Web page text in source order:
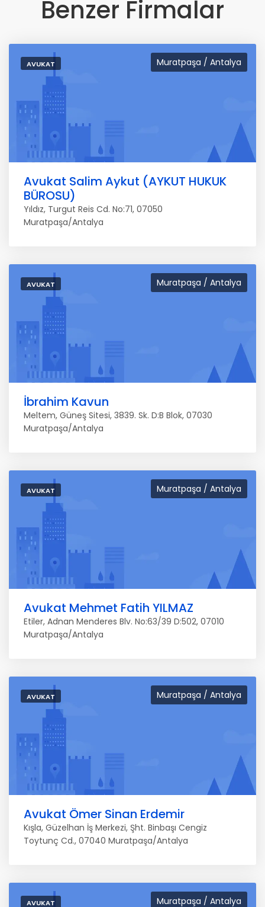
Benzer Firmalar
Muratpaşa / Antalya
AVUKAT
Avukat Salim Aykut (AYKUT HUKUK
BÜROSU)
Yıldız, Turgut Reis Cd. No:71, 07050
Muratpaşa/Antalya
Muratpaşa / Antalya
AVUKAT
İbrahim Kavun
Meltem, Güneş Sitesi, 3839. Sk. D:B Blok, 07030
Muratpaşa/Antalya
Muratpaşa / Antalya
AVUKAT
Avukat Mehmet Fatih YILMAZ
Etiler, Adnan Menderes Blv. No:63/39 D:502, 07010
Muratpaşa/Antalya
Muratpaşa / Antalya
AVUKAT
Avukat Ömer Sinan Erdemir
Kışla, Güzelhan İş Merkezi, Şht. Binbaşı Cengiz
Toytunç Cd., 07040 Muratpaşa/Antalya
Muratpaşa / Antalya
AVUKAT